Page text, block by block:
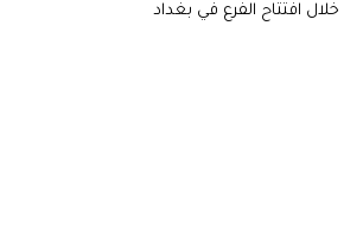
خلال افتتاح الفرع في بغداد